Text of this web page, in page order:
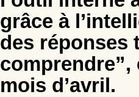
grâce à
des réponses
comprendre”,
mois d’avril.